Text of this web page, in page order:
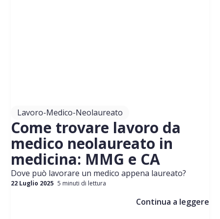
Lavoro-Medico-Neolaureato
Come trovare lavoro da
medico neolaureato in
medicina: MMG e CA
Dove può lavorare un medico appena laureato?
22 Luglio 2025 5 minuti di lettura
Continua a leggere